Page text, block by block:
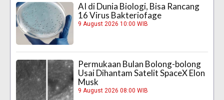
AI di Dunia Biologi, Bisa Rancang
16 Virus Bakteriofage
9 August 2026 10:00 WIB
Permukaan Bulan Bolong-bolong
Usai Dihantam Satelit SpaceX Elon
Musk
9 August 2026 08:00 WIB